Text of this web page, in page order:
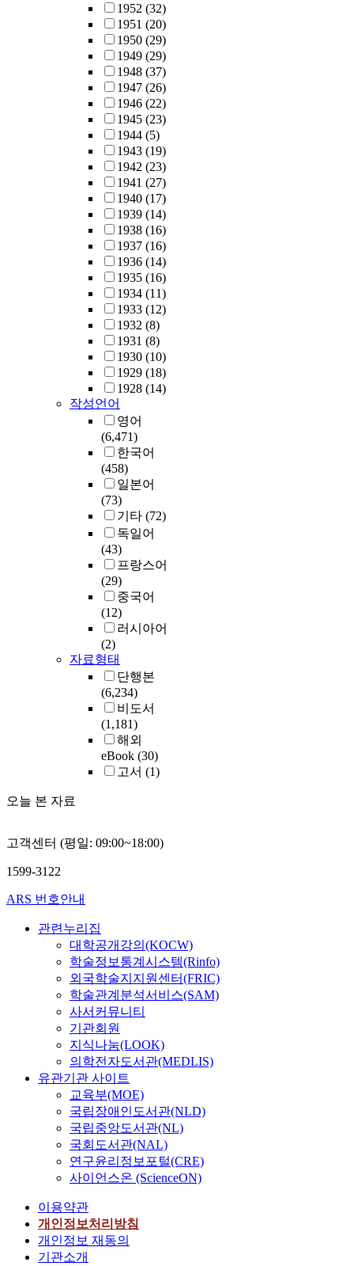
1952 (32)
1951 (20)
1950 (29)
1949 (29)
1948 (37)
1947 (26)
1946 (22)
1945 (23)
1944 (5)
1943 (19)
1942 (23)
1941 (27)
1940 (17)
1939 (14)
1938 (16)
1937 (16)
1936 (14)
1935 (16)
1934 (11)
1933 (12)
1932 (8)
1931 (8)
1930 (10)
1929 (18)
1928 (14)
작성언어
영어
(6,471)
한국어
(458)
일본어
(73)
기타 (72)
독일어
(43)
프랑스어
(29)
중국어
(12)
러시아어
(2)
자료형태
단행본
(6,234)
비도서
(1,181)
해외
eBook (30)
고서 (1)
오늘 본 자료
고객센터 (평일: 09:00~18:00)
1599-3122
ARS 번호안내
관련누리집
대학공개강의(KOCW)
학술정보통계시스템(Rinfo)
외국학술지지원센터(FRIC)
학술관계분석서비스(SAM)
사서커뮤니티
기관회원
지식나눔(LOOK)
의학전자도서관(MEDLIS)
유관기관 사이트
교육부(MOE)
국립장애인도서관(NLD)
국립중앙도서관(NL)
국회도서관(NAL)
연구윤리정보포털(CRE)
사이언스온 (ScienceON)
이용약관
개인정보처리방침
개인정보 재동의
기관소개